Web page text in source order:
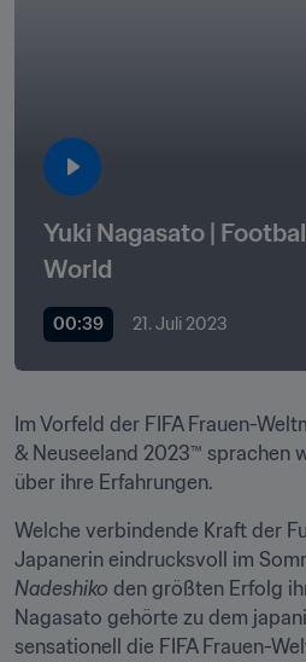
Yuki Nagasato |
World
00:39 21. Juli 2023
Im Vorfeld der FIFA Frauen-
& Neuseeland 2023™ sprachen
über ihre Erfahrungen.
Welche verbindende Kraft der
Nadeshiko den größten Erfolg
Nagasato gehörte zu dem
sensationell die FIFA Frauen-